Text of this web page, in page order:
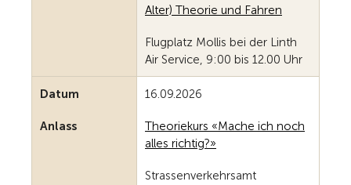
Alter) Theorie und Fahren
Flugplatz Mollis bei der Linth
Air Service, 9:00 bis 12.00 Uhr
Datum 16.09.2026
Anlass
Theoriekurs «Mache ich noch
alles richtig?»
Strassenverkehrsamt